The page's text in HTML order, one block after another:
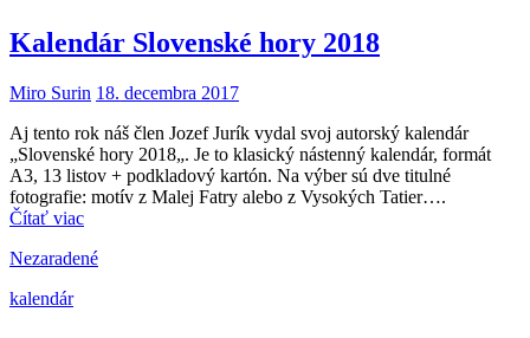
Kalendár Slovenské hory 2018
Miro Surin 18. decembra 2017
Aj tento rok náš člen Jozef Jurík vydal svoj autorský kalendár
„Slovenské hory 2018„. Je to klasický nástenný kalendár, formát
A3, 13 listov + podkladový kartón. Na výber sú dve titulné
fotografie: motív z Malej Fatry alebo z Vysokých Tatier….
Čítať viac
Nezaradené
kalendár